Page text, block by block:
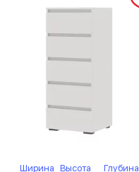
Ширина Высота
Глубина